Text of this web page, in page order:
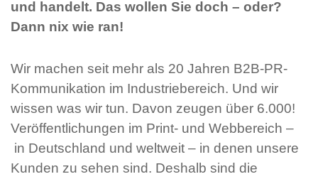
und handelt. Das wollen Sie doch – oder?
Dann nix wie ran!
Wir machen seit mehr als 20 Jahren B2B-PR-
Kommunikation im Industriebereich. Und wir
wissen was wir tun. Davon zeugen über 6.000!
Veröffentlichungen im Print- und Webbereich –
in Deutschland und weltweit – in denen unsere
Kunden zu sehen sind. Deshalb sind die